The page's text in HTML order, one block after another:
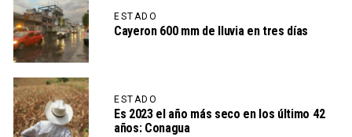
ESTADO
Cayeron 600 mm de lluvia en tres días
ESTADO
Es 2023 el año más seco en los último 42
años: Conagua